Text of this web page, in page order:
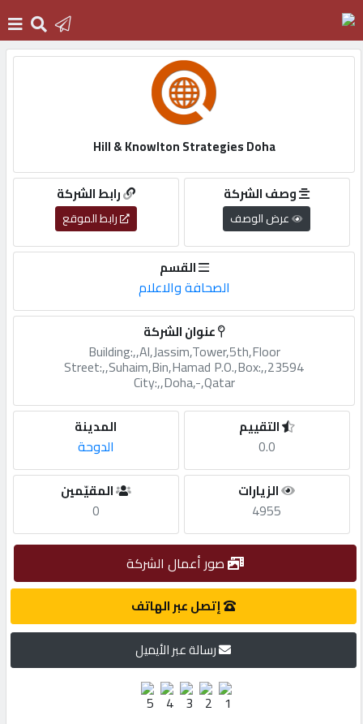
التسجيل
English
أضف
مطلوب
اشتراك
الأقسام
شركات
Hill & Knowlton Strategies Doha
رابط الشركة
رابط الموقع
وصف الشركة
عرض الوصف
القسم
الصحافة والاعلام
عنوان الشركة
Building:,,Al,Jassim,Tower,5th,Floor
Street:,,Suhaim,Bin,Hamad P.O.,Box:,,23594
City:,,Doha,-,Qatar
المدينة
الدوحة
التقييم
0.0
المقيّمين
0
الزيارات
4955
صور أعمال الشركة
إتصل عبر الهاتف
رسالة عبر الأيميل